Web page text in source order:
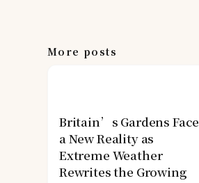
More posts
Britain’s Gardens Face
a New Reality as
Extreme Weather
Rewrites the Growing